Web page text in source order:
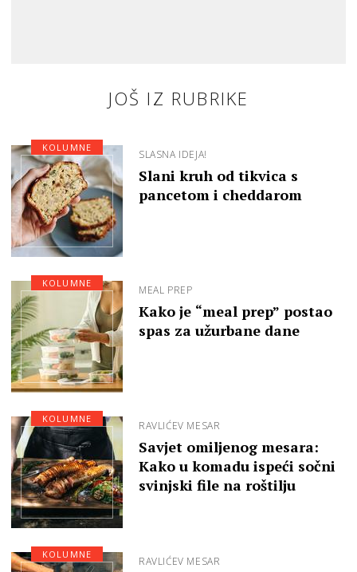
JOŠ IZ RUBRIKE
SLASNA IDEJA!
Slani kruh od tikvica s
pancetom i cheddarom
KOLUMNE
MEAL PREP
Kako je “meal prep” postao
spas za užurbane dane
KOLUMNE
RAVLIĆEV MESAR
Savjet omiljenog mesara:
Kako u komadu ispeći sočni
svinjski file na roštilju
KOLUMNE
RAVLIĆEV MESAR
KOLUMNE